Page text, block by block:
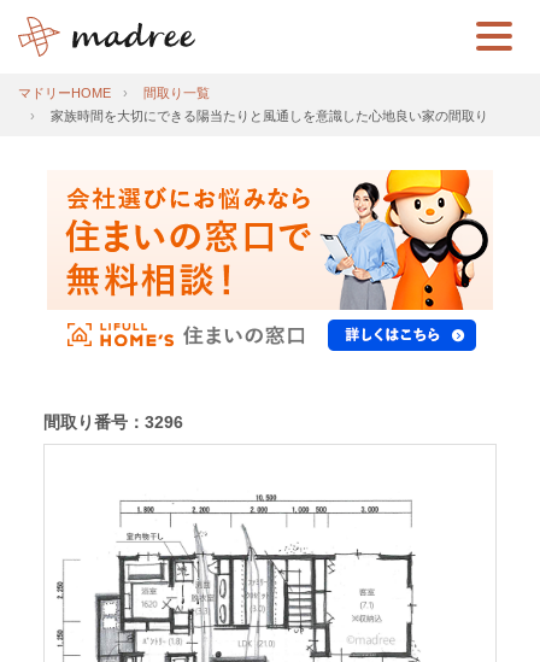
マドリーHOME
間取り一覧
家族時間を大切にできる陽当たりと風通しを意識した心地良い家の間取り
間取り番号：3296